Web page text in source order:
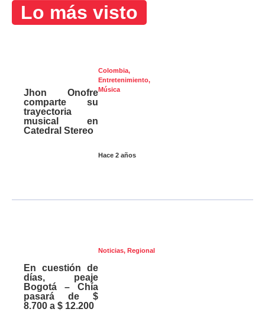
Lo más visto
Colombia,
Entretenimiento,
Música
Hace 2 años
Jhon Onofre
comparte su
trayectoria
musical en
Catedral Stereo
Noticias, Regional
En cuestión de
días, peaje
Bogotá – Chía
pasará de $
8.700 a $ 12.200